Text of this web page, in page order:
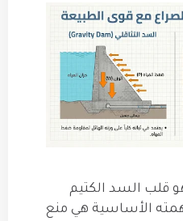
قلب السد الكتيم
الأساسية هي منع